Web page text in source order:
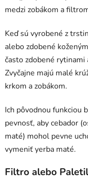
medzi zobákom a
Keď sú vyrobené z
alebo zdobené
často zdobené
Zvyčajne majú malé
krkom a zobákom.
Ich pôvodnou funkciou
pevnosť, aby cebador
maté) mohol pevne
vymeniť yerba maté.
Filtro alebo